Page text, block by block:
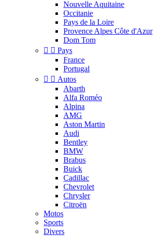
Nouvelle Aquitaine
Occitanie
Pays de la Loire
Provence Alpes Côte d'Azur
Dom Tom
  Pays
France
Portugal
  Autos
Abarth
Alfa Roméo
Alpina
AMG
Aston Martin
Audi
Bentley
BMW
Brabus
Buick
Cadillac
Chevrolet
Chrysler
Citroën
Motos
Sports
Divers